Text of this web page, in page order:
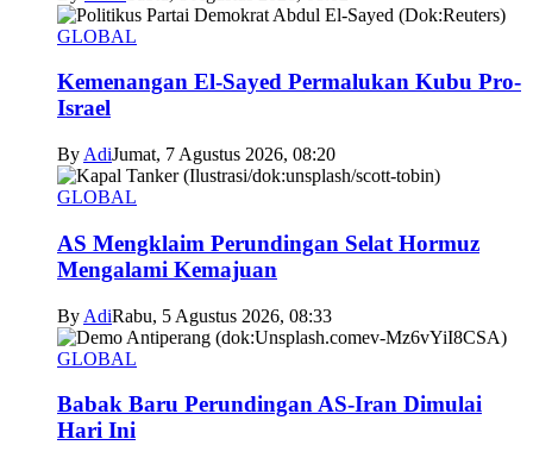
GLOBAL
Kemenangan El-Sayed Permalukan Kubu Pro-
Israel
By AdiJumat, 7 Agustus 2026, 08:20
GLOBAL
AS Mengklaim Perundingan Selat Hormuz
Mengalami Kemajuan
By AdiRabu, 5 Agustus 2026, 08:33
GLOBAL
Babak Baru Perundingan AS-Iran Dimulai
Hari Ini